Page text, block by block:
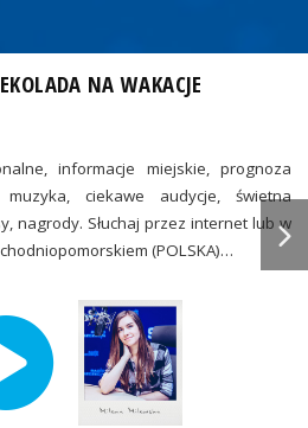
NA WAKACJE
informacje miejskie, prognoza
ciekawe audycje, świetna
nagrody. Słuchaj przez internet lub w
(POLSKA)…